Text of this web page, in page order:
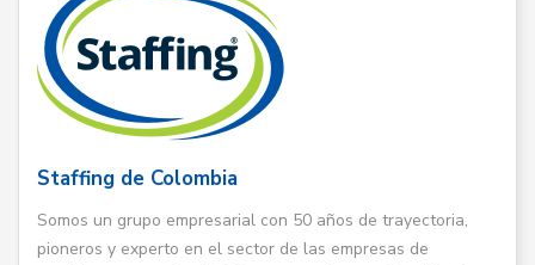
Staffing de Colombia
Somos un grupo empresarial con 50 años de trayectoria,
pioneros y experto en el sector de las empresas de